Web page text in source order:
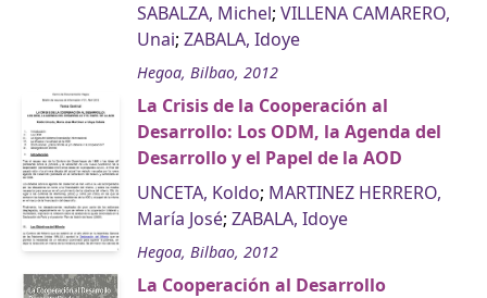
SABALZA, Michel; VILLENA CAMARERO,
Unai; ZABALA, Idoye
Hegoa, Bilbao, 2012
La Crisis de la Cooperación al
Desarrollo: Los ODM, la Agenda del
Desarrollo y el Papel de la AOD
UNCETA, Koldo; MARTINEZ HERRERO,
María José; ZABALA, Idoye
Hegoa, Bilbao, 2012
La Cooperación al Desarrollo